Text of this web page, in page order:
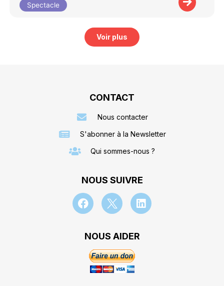
Spectacle
Voir plus
CONTACT
Nous contacter
S'abonner à la Newsletter
Qui sommes-nous ?
NOUS SUIVRE
NOUS AIDER